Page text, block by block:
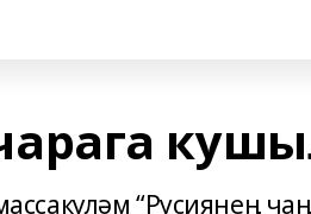
“Русиянең